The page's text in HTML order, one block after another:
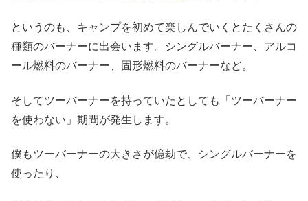
というのも、キャンプを初めて楽しんでいくとたくさんの
種類のバーナーに出会います。シングルバーナー、アルコ
ール燃料のバーナー、固形燃料のバーナーなど。
そしてツーバーナーを持っていたとしても「ツーバーナー
を使わない」期間が発生します。
僕もツーバーナーの大きさが億劫で、シングルバーナーを
使ったり、